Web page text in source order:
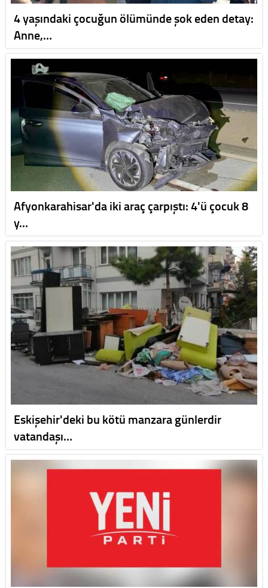
4 yaşındaki çocuğun ölümünde şok eden detay:
Anne,…
Afyonkarahisar'da iki araç çarpıştı: 4'ü çocuk 8
y…
Eskişehir'deki bu kötü manzara günlerdir
vatandaşı…